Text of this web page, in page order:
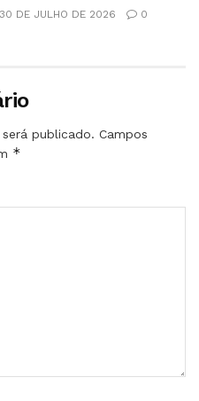
DE JULHO DE 2026 0
publicado. Campos
*